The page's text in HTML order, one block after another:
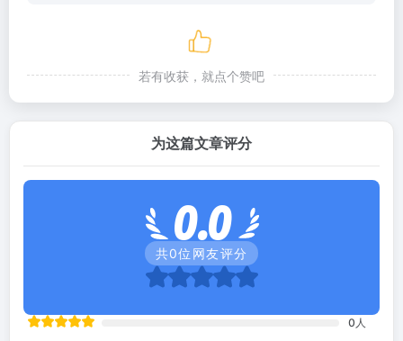
若有收获，就点个赞吧
为这篇文章评分
0.0
共0位网友评分
0 人